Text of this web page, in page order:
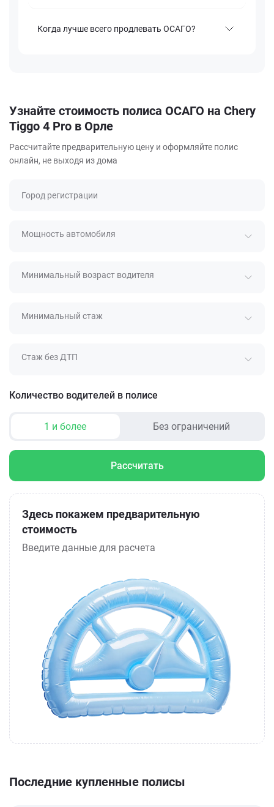
Когда лучше всего продлевать ОСАГО?
Узнайте стоимость полиса ОСАГО на Chery
Tiggo 4 Pro в Орле
Рассчитайте предварительную цену и оформляйте полис
онлайн, не выходя из дома
Город регистрации
Мощность автомобиля
Минимальный возраст водителя
Минимальный стаж
Стаж без ДТП
Количество водителей в полисе
1 и более Без ограничений
Рассчитать
Здесь покажем предварительную
стоимость
Введите данные для расчета
Последние купленные полисы